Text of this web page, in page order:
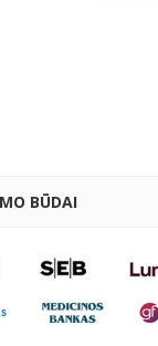
BŪDAI